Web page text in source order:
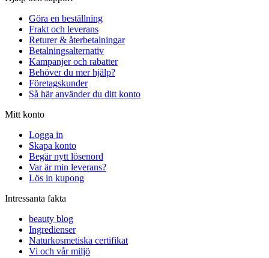
Göra en beställning
Frakt och leverans
Returer & återbetalningar
Betalningsalternativ
Kampanjer och rabatter
Behöver du mer hjälp?
Företagskunder
Så här använder du ditt konto
Mitt konto
Logga in
Skapa konto
Begär nytt lösenord
Var är min leverans?
Lös in kupong
Intressanta fakta
beauty blog
Ingredienser
Naturkosmetiska certifikat
Vi och vår miljö